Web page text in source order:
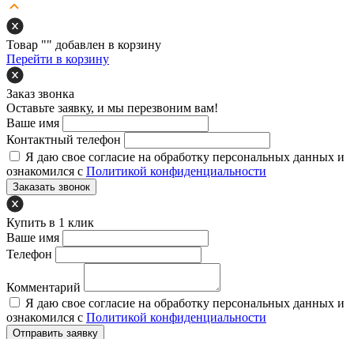
Товар "" добавлен в корзину
Перейти в корзину
Заказ звонка
Оставьте заявку, и мы перезвоним вам!
Ваше имя
Контактный телефон
Я даю свое согласие на обработку персональных данных и
ознакомился с Политикой конфиденциальности
Заказать звонок
Купить в 1 клик
Ваше имя
Телефон
Комментарий
Я даю свое согласие на обработку персональных данных и
ознакомился с Политикой конфиденциальности
Отправить заявку